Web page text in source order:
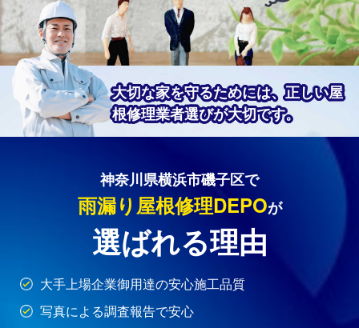
大切な家を守るためには、正しい屋
根修理業者選びが大切です。
神奈川県横浜市磯子区で
雨漏り屋根修理DEPOが
選ばれる理由
大手上場企業御用達の安心施工品質
写真による調査報告で安心